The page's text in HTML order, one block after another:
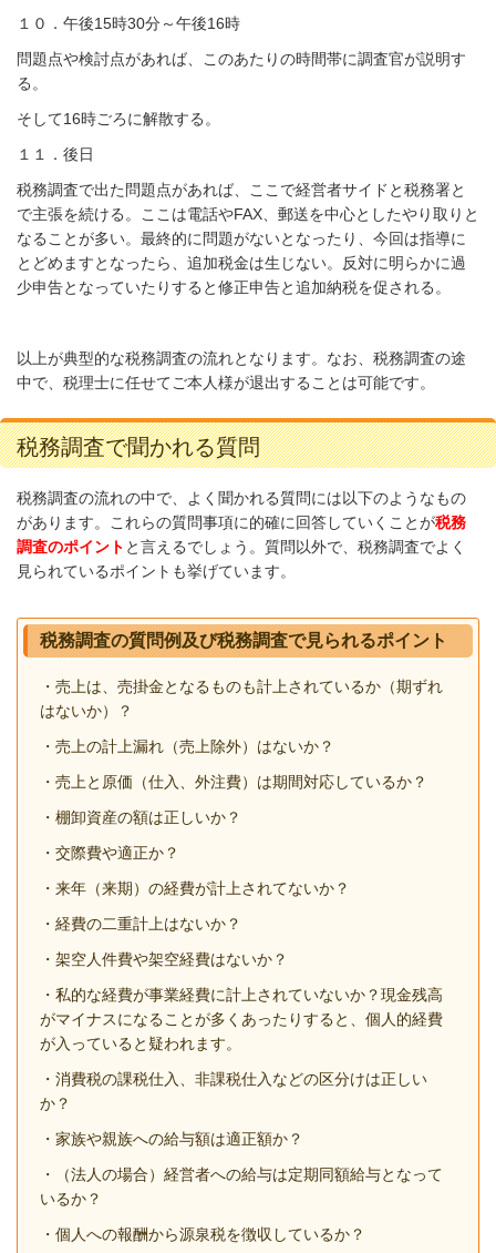
１０．午後15時30分～午後16時
問題点や検討点があれば、このあたりの時間帯に調査官が説明す
る。
そして16時ごろに解散する。
１１．後日
税務調査で出た問題点があれば、ここで経営者サイドと税務署と
で主張を続ける。ここは電話やFAX、郵送を中心としたやり取りと
なることが多い。最終的に問題がないとなったり、今回は指導に
とどめますとなったら、追加税金は生じない。反対に明らかに過
少申告となっていたりすると修正申告と追加納税を促される。
以上が典型的な税務調査の流れとなります。なお、税務調査の途
中で、税理士に任せてご本人様が退出することは可能です。
税務調査で聞かれる質問
税務調査の流れの中で、よく聞かれる質問には以下のようなもの
があります。これらの質問事項に的確に回答していくことが税務
調査のポイント と言えるでしょう。質問以外で、税務調査でよく
見られているポイントも挙げています。
税務調査の質問例及び税務調査で見られるポイント
・売上は、売掛金となるものも計上されているか（期ずれ
はないか）？
・売上の計上漏れ（売上除外）はないか？
・売上と原価（仕入、外注費）は期間対応しているか？
・棚卸資産の額は正しいか？
・交際費や適正か？
・来年（来期）の経費が計上されてないか？
・経費の二重計上はないか？
・架空人件費や架空経費はないか？
・私的な経費が事業経費に計上されていないか？現金残高
がマイナスになることが多くあったりすると、個人的経費
が入っていると疑われます。
・消費税の課税仕入、非課税仕入などの区分けは正しい
か？
・家族や親族への給与額は適正額か？
・（法人の場合）経営者への給与は定期同額給与となって
いるか？
・個人への報酬から源泉税を徴収しているか？